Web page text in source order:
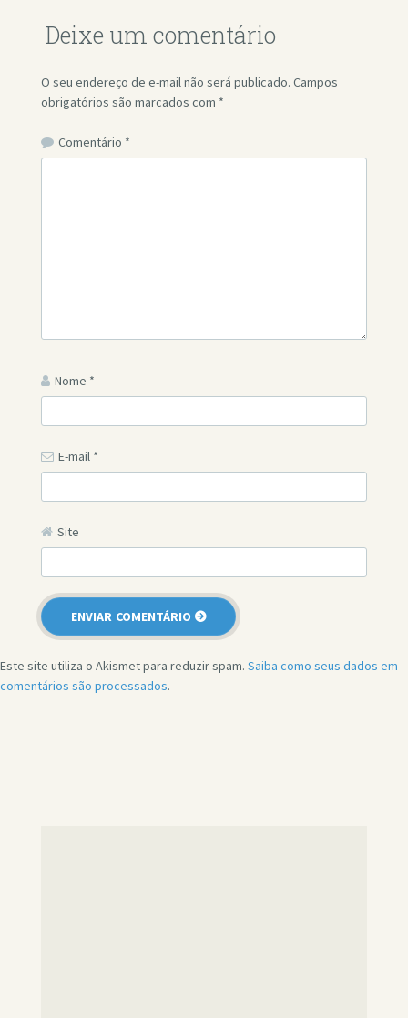
Deixe um comentário
O seu endereço de e-mail não será publicado. Campos
obrigatórios são marcados com *
Comentário *
Nome *
E-mail *
Site
Este site utiliza o Akismet para reduzir spam. Saiba como seus dados em
comentários são processados.